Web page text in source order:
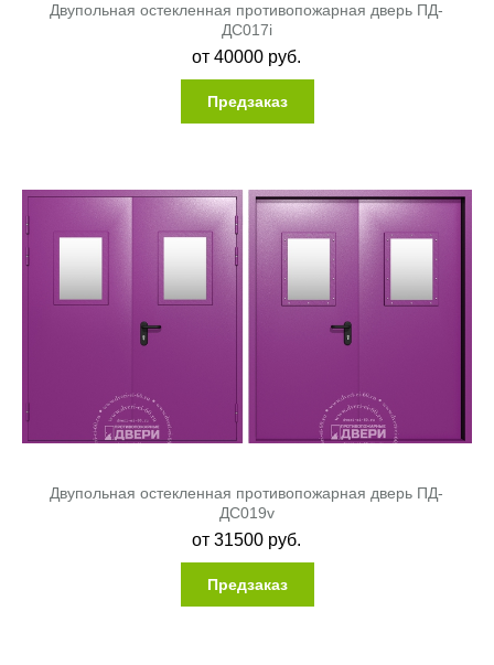
Двупольная остекленная противопожарная дверь ПД-
ДC017i
от40000 руб.
Предзаказ
Двупольная остекленная противопожарная дверь ПД-
ДC019v
от31500 руб.
Предзаказ